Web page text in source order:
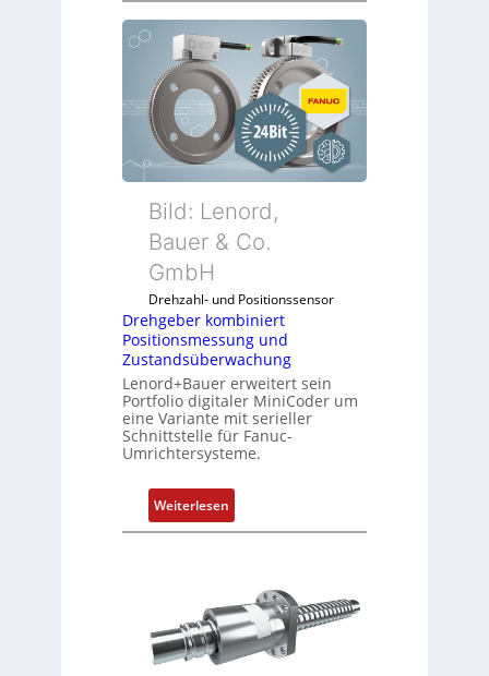
r
e
g
e
b
e
r
k
o
m
i
n
i
e
r
t
P
o
i
t
s
m
e
Bild: Lenord,
Bauer & Co.
GmbH
Drehzahl- und Positionssensor
Drehgeber kombiniert
Positionsmessung und
Zustandsüberwachung
Lenord+Bauer erweitert sein
Portfolio digitaler MiniCoder um
eine Variante mit serieller
Schnittstelle für Fanuc-
Umrichtersysteme.
Weiterlesen:
D
g
e
b